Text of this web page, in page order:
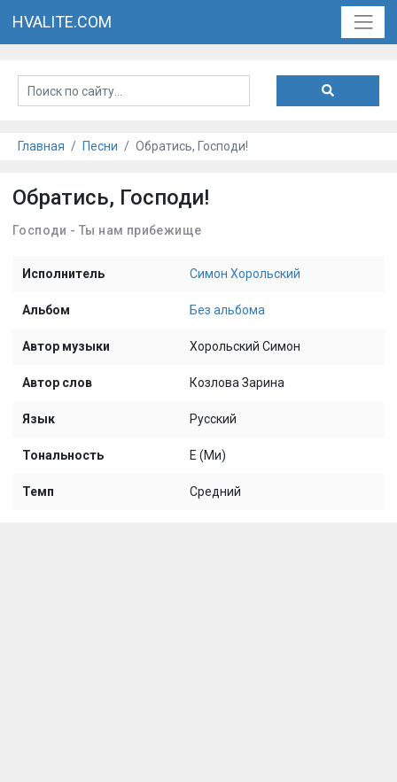
HVALITE.COM
Главная Песни Обратись, Господи!
Обратись, Господи!
Господи - Ты нам прибежище
Исполнитель Симон Хорольский
Альбом Без альбома
Автор музыки Хорольский Симон
Автор слов Козлова Зарина
Язык Русский
Тональность E (Ми)
Темп Средний